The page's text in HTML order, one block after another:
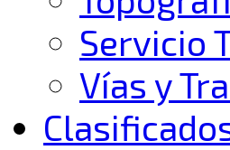
Servicio
Vías y